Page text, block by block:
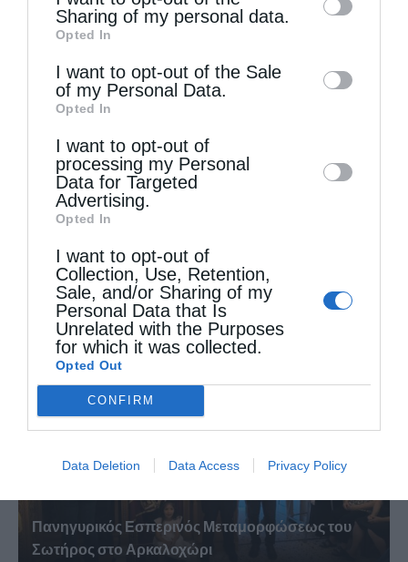
information by third parties on the IAB’s list
of downstream participants. This
information may also be disclosed by us to
third parties on theIAB’s List of
Downstream Participants
disclose it to other third parties.
Sharing of my personal data.
Opted In
I want to opt-out of the Sale
of my Personal Data.
Opted In
I want to opt-out of
processing my Personal
Data for Targeted
Advertising.
Opted In
I want to opt-out of
Collection, Use, Retention,
Sale, and/or Sharing of my
Personal Data that Is
Unrelated with the Purposes
for which it was collected.
Opted Out
CONFIRM
Data Deletion Data Access Privacy Policy
της...
Πανήγυρη Ιερού Καθεδρικού Ναού
Μεταμορφώσεως του Σωτήρος στο...
Πανηγυρικός Εσπερινός Μεταμορφώσεως του
Σωτήρος στο Αρκαλοχώρι